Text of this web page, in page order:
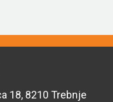
18, 8210 Trebnje